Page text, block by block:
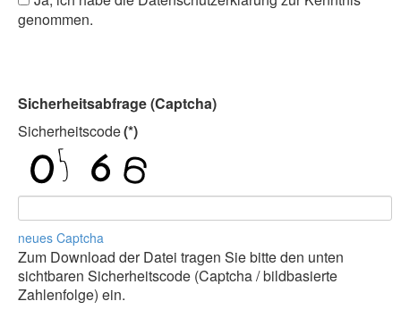
genommen.
Sicherheitsabfrage (Captcha)
Sicherheitscode(*)
neues Captcha
Zum Download der Datei tragen Sie bitte den unten
sichtbaren Sicherheitscode (Captcha / bildbasierte
Zahlenfolge) ein.